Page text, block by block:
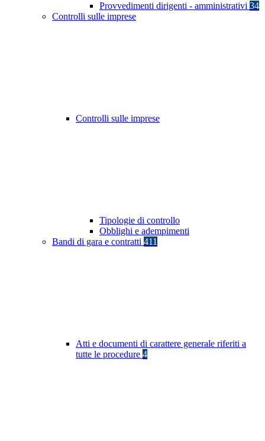
Provvedimenti dirigenti - amministrativi 34
Controlli sulle imprese
Controlli sulle imprese
Tipologie di controllo
Obblighi e adempimenti
Bandi di gara e contratti 411
Atti e documenti di carattere generale riferiti a
tutte le procedure 4